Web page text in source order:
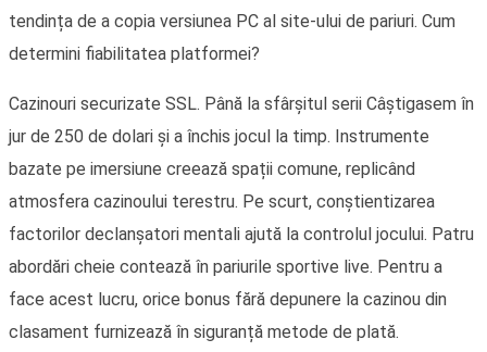
tendința de a copia versiunea PC al site-ului de pariuri. Cum
determini fiabilitatea platformei?
Cazinouri securizate SSL. Până la sfârșitul serii Câștigasem în
jur de 250 de dolari și a închis jocul la timp. Instrumente
bazate pe imersiune creează spații comune, replicând
atmosfera cazinoului terestru. Pe scurt, conștientizarea
factorilor declanșatori mentali ajută la controlul jocului. Patru
abordări cheie contează în pariurile sportive live. Pentru a
face acest lucru, orice bonus fără depunere la cazinou din
clasament furnizează în siguranță metode de plată.